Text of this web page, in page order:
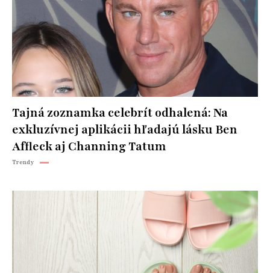
Tajná zoznamka celebrít odhalená: Na
exkluzívnej aplikácii hľadajú lásku Ben
Affleck aj Channing Tatum
Trendy